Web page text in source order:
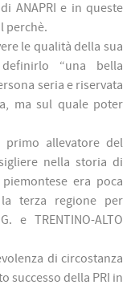
ANAPRI e in queste
perchè.
le qualità della sua
definirlo “una bella
seria e riservata
ma sul quale poter
primo allevatore del
nella storia di
piemontese era poca
terza regione per
e TRENTINO-ALTO
di circostanza
successo della PRI in